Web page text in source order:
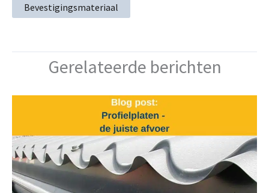
Bevestigingsmateriaal
Gerelateerde berichten